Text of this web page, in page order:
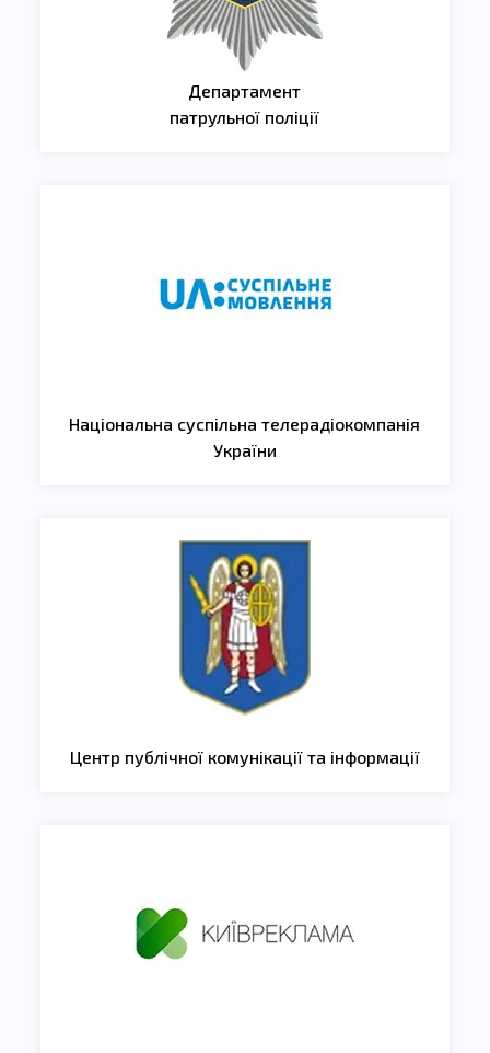
Департамент
патрульної поліції
Національна суспільна телерадіокомпанія
України
Центр публічної комунікації та інформації